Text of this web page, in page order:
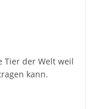
Tier der Welt weil
kann.